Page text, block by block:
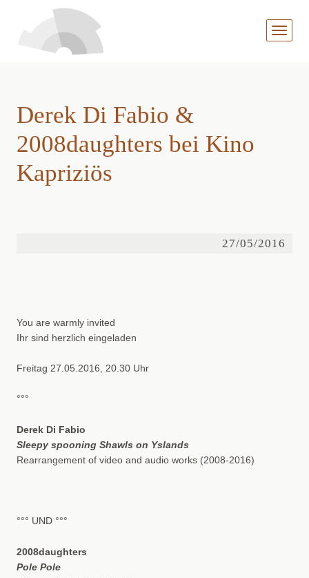
MENÜ
Derek Di Fabio &
2008daughters bei Kino
Kapriziös
27/05/2016
You are warmly invited
Ihr sind herzlich eingeladen
Freitag 27.05.2016, 20.30 Uhr
°°°
Derek Di Fabio
Sleepy spooning Shawls on Yslands
Rearrangement of video and audio works (2008-2016)
°°° UND °°°
2008daughters
Pole Pole